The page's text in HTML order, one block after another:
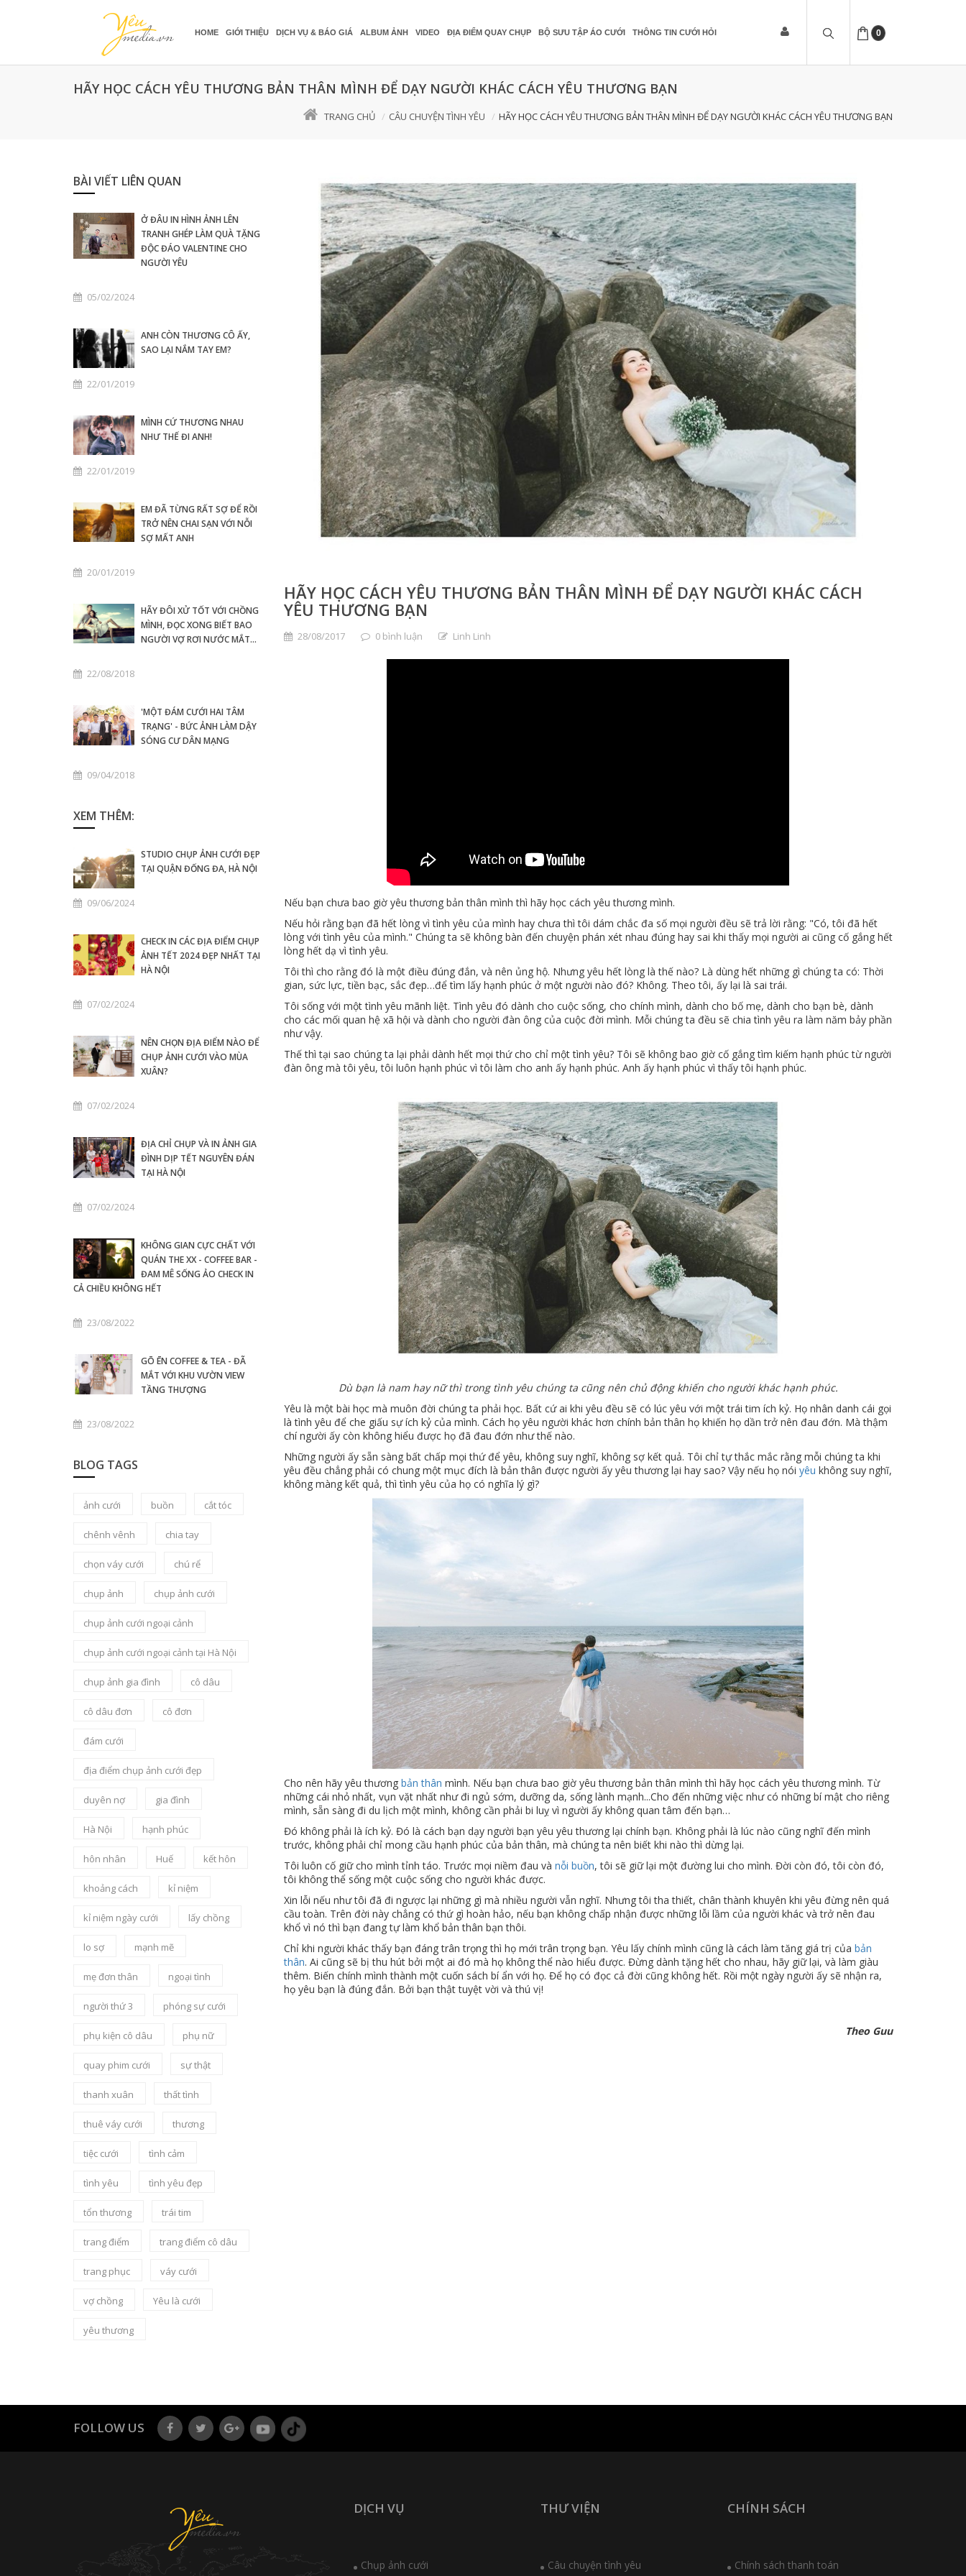
0
HOME GIỚI THIỆU DỊCH VỤ & BÁO GIÁ ALBUM ẢNH VIDEO ĐỊA ĐIỂM QUAY CHỤP BỘ SƯU TẬP ÁO CƯỚI THÔNG TIN CƯỚI HỎI
HÃY HỌC CÁCH YÊU THƯƠNG BẢN THÂN MÌNH ĐỂ DẠY NGƯỜI KHÁC CÁCH YÊU THƯƠNG BẠN
TRANG CHỦ CÂU CHUYỆN TÌNH YÊU HÃY HỌC CÁCH YÊU THƯƠNG BẢN THÂN MÌNH ĐỂ DẠY NGƯỜI KHÁC CÁCH YÊU THƯƠNG BẠN
BÀI VIẾT LIÊN QUAN
Ở ĐÂU IN HÌNH ẢNH LÊN
TRANH GHÉP LÀM QUÀ TẶNG
ĐỘC ĐÁO VALENTINE CHO
NGƯỜI YÊU
05/02/2024
ANH CÒN THƯƠNG CÔ ẤY,
SAO LẠI NẮM TAY EM?
22/01/2019
MÌNH CỨ THƯƠNG NHAU
NHƯ THẾ ĐI ANH!
22/01/2019
EM ĐÃ TỪNG RẤT SỢ ĐỂ RỒI
TRỞ NÊN CHAI SẠN VỚI NỖI
SỢ MẤT ANH
20/01/2019
HÃY ĐÔI XỬ TỐT VỚI CHỒNG
MÌNH, ĐỌC XONG BIẾT BAO
NGƯỜI VỢ RƠI NƯỚC MẮT...
22/08/2018
'MỘT ĐÁM CƯỚI HAI TÂM
TRẠNG' - BỨC ẢNH LÀM DẬY
SÓNG CƯ DÂN MẠNG
09/04/2018
XEM THÊM:
STUDIO CHỤP ẢNH CƯỚI ĐẸP
TẠI QUẬN ĐỐNG ĐA, HÀ NỘI
09/06/2024
CHECK IN CÁC ĐỊA ĐIỂM CHỤP
ẢNH TẾT 2024 ĐẸP NHẤT TẠI
HÀ NỘI
07/02/2024
NÊN CHỌN ĐỊA ĐIỂM NÀO ĐỂ
CHỤP ẢNH CƯỚI VÀO MÙA
XUÂN?
07/02/2024
ĐỊA CHỈ CHỤP VÀ IN ẢNH GIA
ĐÌNH DỊP TẾT NGUYÊN ĐÁN
TẠI HÀ NỘI
07/02/2024
KHÔNG GIAN CỰC CHẤT VỚI
QUÁN THE XX - COFFEE BAR -
ĐAM MÊ SỐNG ẢO CHECK IN
CẢ CHIỀU KHÔNG HẾT
23/08/2022
GŌ ĒN COFFEE & TEA - ĐÃ
MẮT VỚI KHU VƯỜN VIEW
TẦNG THƯỢNG
23/08/2022
BLOG TAGS
ảnh cưới buồn cắt tóc
chênh vênh chia tay
chọn váy cưới chú rể
chụp ảnh chụp ảnh cưới
chụp ảnh cưới ngoại cảnh
chụp ảnh cưới ngoại cảnh tại Hà Nội
chụp ảnh gia đình cô dâu
cô dâu đơn cô đơn
đám cưới
địa điểm chụp ảnh cưới đẹp
duyên nợ gia đình
Hà Nội hạnh phúc
hôn nhân Huế kết hôn
khoảng cách kỉ niệm
kỉ niệm ngày cưới lấy chồng
lo sợ mạnh mẽ
mẹ đơn thân ngoại tình
người thứ 3 phóng sự cưới
phụ kiện cô dâu phụ nữ
quay phim cưới sự thật
thanh xuân thất tình
thuê váy cưới thương
tiệc cưới tình cảm
tình yêu tình yêu đẹp
tổn thương trái tim
trang điểm trang điểm cô dâu
trang phục váy cưới
vợ chồng Yêu là cưới
yêu thương
HÃY HỌC CÁCH YÊU THƯƠNG BẢN THÂN MÌNH ĐỂ DẠY NGƯỜI KHÁC CÁCH
YÊU THƯƠNG BẠN
28/08/2017 0 bình luận Linh Linh
Nếu bạn chưa bao giờ yêu thương bản thân mình thì hãy học cách yêu thương mình.
Nếu hỏi rằng bạn đã hết lòng vì tình yêu của mình hay chưa thì tôi dám chắc đa số mọi người đều sẽ trả lời rằng: "Có, tôi đã hết
lòng với tình yêu của mình." Chúng ta sẽ không bàn đến chuyện phán xét nhau đúng hay sai khi thấy mọi người ai cũng cố gắng hết
lòng hết dạ vì tình yêu.
Tôi thì cho rằng đó là một điều đúng đắn, và nên ủng hộ. Nhưng yêu hết lòng là thế nào? Là dùng hết những gì chúng ta có: Thời
gian, sức lực, tiền bạc, sắc đẹp…để tìm lấy hạnh phúc ở một người nào đó? Không. Theo tôi, ấy lại là sai trái.
Tôi sống với một tình yêu mãnh liệt. Tình yêu đó dành cho cuộc sống, cho chính mình, dành cho bố mẹ, dành cho bạn bè, dành
cho các mối quan hệ xã hội và dành cho người đàn ông của cuộc đời mình. Mỗi chúng ta đều sẽ chia tình yêu ra làm năm bảy phần
như vậy.
Thế thì tại sao chúng ta lại phải dành hết mọi thứ cho chỉ một tình yêu? Tôi sẽ không bao giờ cố gắng tìm kiếm hạnh phúc từ người
đàn ông mà tôi yêu, tôi luôn hạnh phúc vì tôi làm cho anh ấy hạnh phúc. Anh ấy hạnh phúc vì thấy tôi hạnh phúc.
Dù bạn là nam hay nữ thì trong tình yêu chúng ta cũng nên chủ động khiến cho người khác hạnh phúc.
Yêu là một bài học mà muôn đời chúng ta phải học. Bất cứ ai khi yêu đều sẽ có lúc yêu với một trái tim ích kỷ. Họ nhân danh cái gọi
là tình yêu để che giấu sự ích kỷ của mình. Cách họ yêu người khác hơn chính bản thân họ khiến họ dần trở nên đau đớn. Mà thậm
chí người ấy còn không hiểu được họ đã đau đớn như thế nào.
Những người ấy sẵn sàng bất chấp mọi thứ để yêu, không suy nghĩ, không sợ kết quả. Tôi chỉ tự thắc mắc rằng mỗi chúng ta khi
yêu đều chẳng phải có chung một mục đích là bản thân được người ấy yêu thương lại hay sao? Vậy nếu họ nói yêu không suy nghĩ,
không màng kết quả, thì tình yêu của họ có nghĩa lý gì?
Cho nên hãy yêu thương bản thân mình. Nếu bạn chưa bao giờ yêu thương bản thân mình thì hãy học cách yêu thương mình. Từ
những cái nhỏ nhất, vụn vặt nhất như đi ngủ sớm, dưỡng da, sống lành mạnh...Cho đến những việc như có những bí mật cho riêng
mình, sẵn sàng đi du lịch một mình, không cần phải bi luỵ vì người ấy không quan tâm đến bạn…
Đó không phải là ích kỷ. Đó là cách bạn dạy người bạn yêu yêu thương lại chính bạn. Không phải là lúc nào cũng nghĩ đến mình
trước, không phải chỉ mong cầu hạnh phúc của bản thân, mà chúng ta nên biết khi nào thì dừng lại.
Tôi luôn cố giữ cho mình tỉnh táo. Trước mọi niềm đau và nỗi buồn, tôi sẽ giữ lại một đường lui cho mình. Đời còn đó, tôi còn đó,
tôi không thể sống một cuộc sống cho người khác được.
Xin lỗi nếu như tôi đã đi ngược lại những gì mà nhiều người vẫn nghĩ. Nhưng tôi tha thiết, chân thành khuyên khi yêu đừng nên quá
cầu toàn. Trên đời này chẳng có thứ gì hoàn hảo, nếu bạn không chấp nhận được những lỗi lầm của người khác và trở nên đau
khổ vì nó thì bạn đang tự làm khổ bản thân bạn thôi.
Chỉ khi người khác thấy bạn đáng trân trọng thì họ mới trân trọng bạn. Yêu lấy chính mình cũng là cách làm tăng giá trị của bản
thân. Ai cũng sẽ bị thu hút bởi một ai đó mà họ không thể nào hiểu được. Đừng dành tặng hết cho nhau, hãy giữ lại, và làm giàu
thêm. Biến chính mình thành một cuốn sách bí ẩn với họ. Để họ có đọc cả đời cũng không hết. Rồi một ngày người ấy sẽ nhận ra,
họ yêu bạn là đúng đắn. Bởi bạn thật tuyệt vời và thú vị!
Theo Guu
FOLLOW US
DỊCH VỤ
Chụp ảnh cưới
THƯ VIỆN
Câu chuyện tình yêu
CHÍNH SÁCH
Chính sách thanh toán